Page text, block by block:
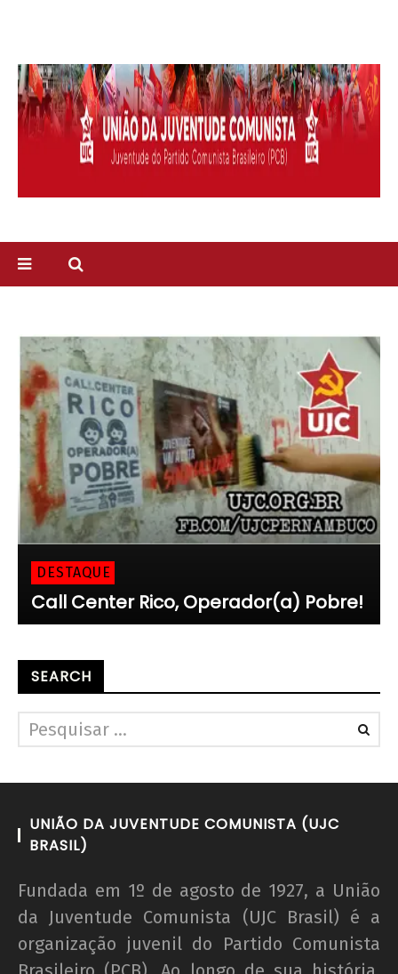
DESTAQUE
Call Center Rico, Operador(a) Pobre!
SEARCH
UNIÃO DA JUVENTUDE COMUNISTA (UJC
BRASIL)
Fundada em 1º de agosto de 1927, a União
da Juventude Comunista (UJC Brasil) é a
organização juvenil do Partido Comunista